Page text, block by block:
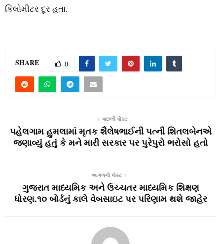
કિલોમીટર દૂર હતા.
SHARE 0
પાછલી પોસ્ટ
પહેલગામ હુમલામાં મૃતક શૈલેષભાઈની પત્ની શિતલબેનએ
જણાવ્યું હતું કે મને મારી સરકાર પર પુરેપુરો ભરોસો હતો
આગળની પોસ્ટ
ગુજરાત માધ્યમિક અને ઉચ્ચતર માધ્યમિક શિક્ષણ
ધોરણ.૧૦ બોર્ડનું કાલે વેબસાઇટ પર પરિણામ થશે જાહેર